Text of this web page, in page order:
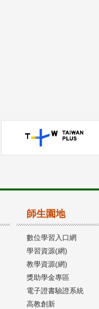
師生園地
數位學習入口網
學習資源(網)
教學資源(網)
獎助學金專區
電子證書驗證系統
高教創新